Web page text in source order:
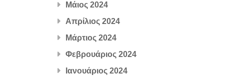
Μάιος 2024
Απρίλιος 2024
Μάρτιος 2024
Φεβρουάριος 2024
Ιανουάριος 2024